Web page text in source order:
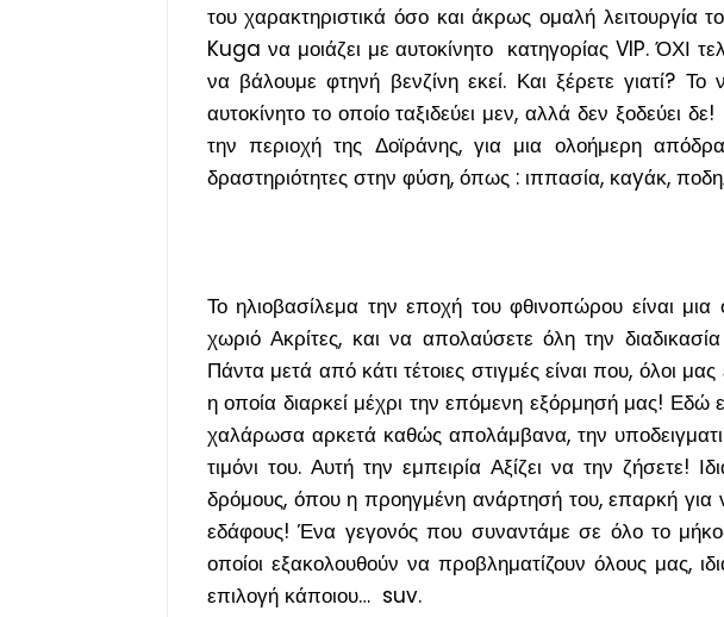
του χαρακτηριστικά όσο και άκρως ομαλή
Kuga να μοιάζει με αυτοκίνητο κατηγορίας VIP. ΌΧΙ
να βάλουμε φτηνή βενζίνη εκεί. Και ξέρετε γιατί?
αυτοκίνητο το οποίο ταξιδεύει μεν, αλλά δεν ξοδεύει
την περιοχή της Δοϊράνης, για μια ολοήμερη
δραστηριότητες στην φύση, όπως : ιππασία, καyάκ,
Το ηλιοβασίλεμα την εποχή του φθινοπώρου είναι
χωριό Ακρίτες, και να απολαύσετε όλη την
Πάντα μετά από κάτι τέτοιες στιγμές είναι που, όλοι
η οποία διαρκεί μέχρι την επόμενη εξόρμησή μας! Εδώ
χαλάρωσα αρκετά καθώς απολάμβανα, την
τιμόνι του. Αυτή την εμπειρία Αξίζει να την ζήσετε!
δρόμους, όπου η προηγμένη ανάρτησή του, επαρκή
εδάφους! Ένα γεγονός που συναντάμε σε όλο το
οποίοι εξακολουθούν να προβληματίζουν όλους μας,
επιλογή κάποιου… suv.